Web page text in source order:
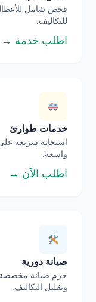
فحص شامل للأعطال
للتكاليف.
اطلب خدمة →
خدمات طوارئ
استجابة سريعة
واسعة.
اطلب الآن →
صيانة دورية
حزم صيانة مخصصة
وتقليل التكاليف.